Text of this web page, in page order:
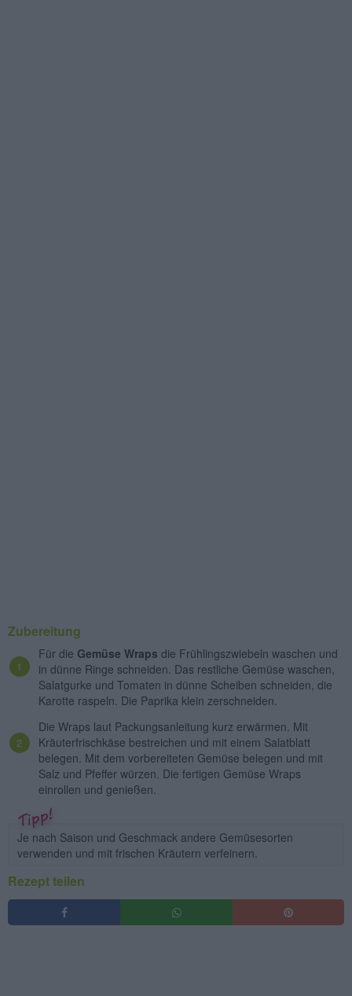
Zubereitung
Für die Gemüse Wraps die Frühlingszwiebeln waschen und
in dünne Ringe schneiden. Das restliche Gemüse waschen,
Salatgurke und Tomaten in dünne Scheiben schneiden, die
Karotte raspeln. Die Paprika klein zerschneiden.
Die Wraps laut Packungsanleitung kurz erwärmen. Mit
Kräuterfrischkäse bestreichen und mit einem Salatblatt
belegen. Mit dem vorbereiteten Gemüse belegen und mit
Salz und Pfeffer würzen. Die fertigen Gemüse Wraps
einrollen und genießen.
Je nach Saison und Geschmack andere Gemüsesorten
verwenden und mit frischen Kräutern verfeinern.
Rezept teilen